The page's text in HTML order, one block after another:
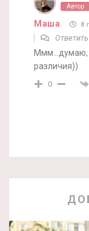
Автор
Маша 8
Ммм…думаю,
различия))
0